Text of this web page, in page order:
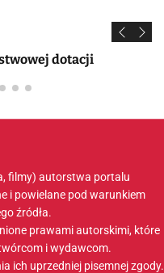
dotacji
filmy) autorstwa portalu
i powielane pod warunkiem
źródła.
prawami autorskimi, które
i wydawcom.
ich uprzedniej pisemnej zgody.